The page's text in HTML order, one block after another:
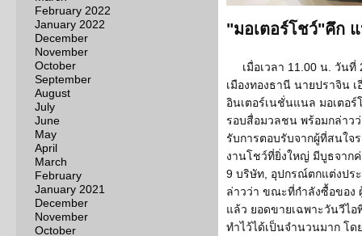
February 2022
January 2022
December
November
October
September
August
July
June
May
April
March
February
January 2021
December
November
October
"มอเตอร์โชว์"คึก
เมื่อเวลา 11.00 น. วัน
เมืองทองธานี นายปราจิน
อินเตอร์เนชั่นแนล มอเตอร์
รอบสื่อมวลชน พร้อมกล่าว
รับการตอบรับจากผู้ที่สนใจ
งานโชว์ที่ยิ่งใหญ่ มีบูธจาก
9 บริษัท, อุปกรณ์ตกแต่งปร
ล่าวว่า ขณะที่กำลังซื้อของ
แล้ว ยอดขายเฉพาะวันวีไ
ทำไว้ได้เป็นจำนวนมาก โ